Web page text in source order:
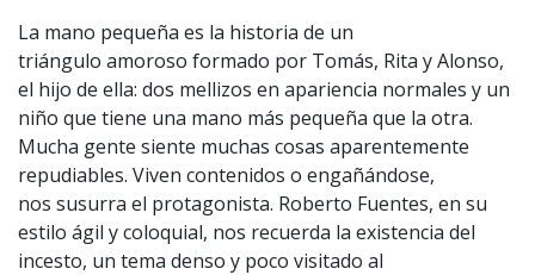
La mano pequeña es la historia de un
triángulo amoroso formado por Tomás, Rita y Alonso,
el hijo de ella: dos mellizos en apariencia normales y un
niño que tiene una mano más pequeña que la otra.
Mucha gente siente muchas cosas aparentemente
repudiables. Viven contenidos o engañándose,
nos susurra el protagonista. Roberto Fuentes, en su
estilo ágil y coloquial, nos recuerda la existencia del
incesto, un tema denso y poco visitado al